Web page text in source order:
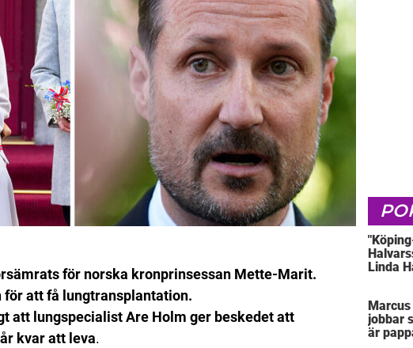
för norska kronprinsessan Mette-Marit.
för att få lungtransplantation.
att lungspecialist Are Holm ger beskedet att
kvar att leva.
Linda
jobbar
är